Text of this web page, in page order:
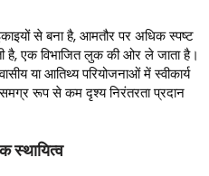
से बना है, आमतौर पर अधिक स्पष्ट
है, एक विभाजित लुक की ओर ले जाता है।
या आतिथ्य परियोजनाओं में स्वीकार्य
रूप से कम दृश्य निरंतरता प्रदान
स्थायित्व